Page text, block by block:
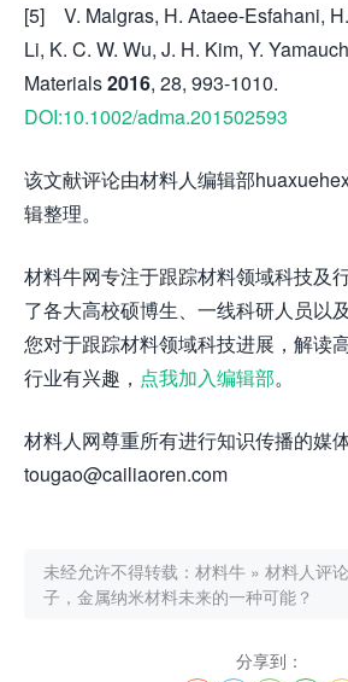
[5] V. Malgras, H. Ataee-Esfahani,
Li, K. C. W. Wu, J. H. Kim, Y.
Materials2016, 28, 993-1010.
DOI:10.1002/adma.201502593
该文献评论由材料人编辑部
辑整理。
材料牛网专注于跟踪材料领域科技及
了各大高校硕博生、一线科研人员以
您对于跟踪材料领域科技进展，解读
行业有兴趣， 点我加入编辑部。
材料人网尊重所有进行知识传播的媒
tougao@cailiaoren.com
未经允许不得转载： 材料牛 » 材料人评
子，金属纳米材料未来的一种可能？
分享到：